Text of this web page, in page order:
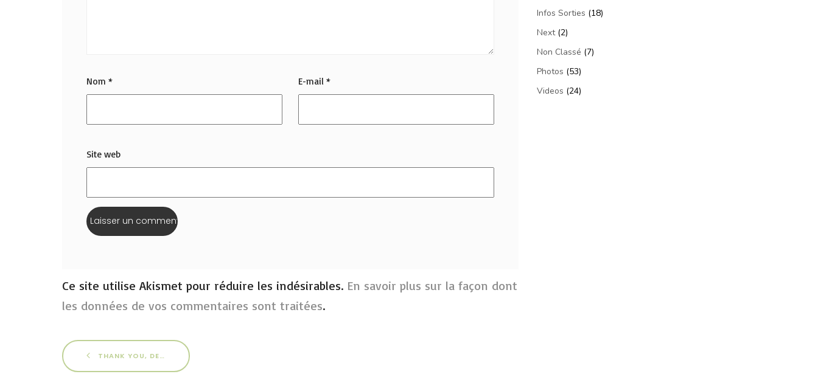
Nom * E-mail*
Site web
Ce site utilise Akismet pour réduire les indésirables. En savoir plus sur la façon dont
les données de vos commentaires sont traitées.
THANK YOU, DENISE !
Infos Sorties (18)
Next(2)
Non Classé (7)
Photos (53)
Videos (24)